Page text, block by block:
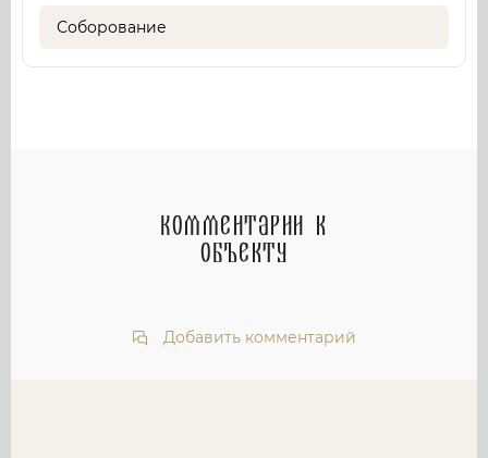
Соборование
Комментарии к
объекту
Добавить комментарий